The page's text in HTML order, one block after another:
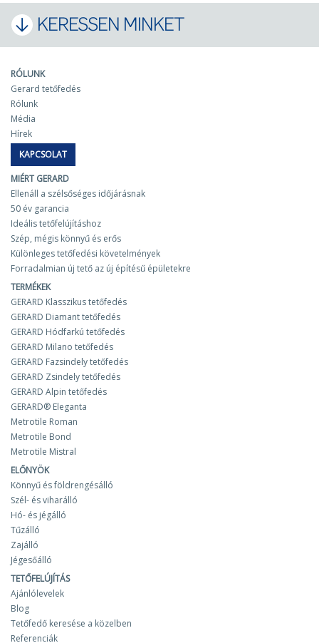
KERESSEN MINKET
RÓLUNK
Gerard tetőfedés
Rólunk
Média
Hírek
KAPCSOLAT
MIÉRT GERARD
Ellenáll a szélsőséges időjárásnak
50 év garancia
Ideális tetőfelújításhoz
Szép, mégis könnyű és erős
Különleges tetőfedési követelmények
Forradalmian új tető az új építésű épületekre
TERMÉKEK
GERARD Klasszikus tetőfedés
GERARD Diamant tetőfedés
GERARD Hódfarkú tetőfedés
GERARD Milano tetőfedés
GERARD Fazsindely tetőfedés
GERARD Zsindely tetőfedés
GERARD Alpin tetőfedés
GERARD® Eleganta
Metrotile Roman
Metrotile Bond
Metrotile Mistral
ELŐNYÖK
Könnyű és földrengésálló
Szél- és viharálló
Hó- és jégálló
Tűzálló
Zajálló
Jégesőálló
TETŐFELÚJÍTÁS
Ajánlólevelek
Blog
Tetőfedő keresése a közelben
Referenciák